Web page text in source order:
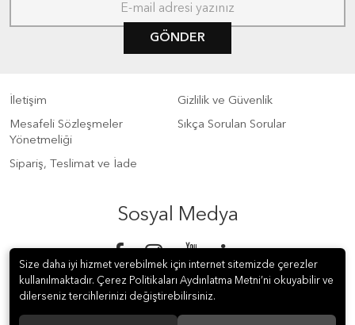
GÖNDER
İletişim
Gizlilik ve Güvenlik
Mesafeli Sözleşmeler
Yönetmeliği
Sıkça Sorulan Sorular
Sipariş, Teslimat ve İade
Sosyal Medya
Size daha iyi hizmet verebilmek için internet sitemizde çerezler
kullanılmaktadır. Çerez Politikaları Aydınlatma Metni’ni okuyabilir ve
dilerseniz tercihlerinizi değiştirebilirsiniz.